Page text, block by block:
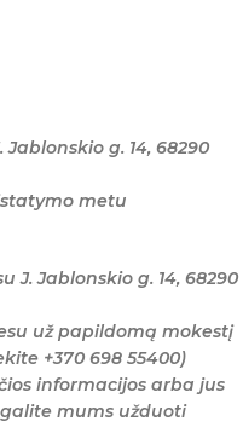
g. 14, 68290
metu
J. Jablonskio g. 14, 68290
už papildomą mokestį
+370 698 55400)
informacijos arba jus
mums užduoti